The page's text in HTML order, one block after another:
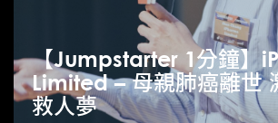
【Jumpstarter 1分鐘】
Limited – 母親肺癌離世
救人夢